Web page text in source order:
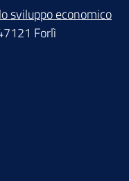
sviluppo economico
Forlì